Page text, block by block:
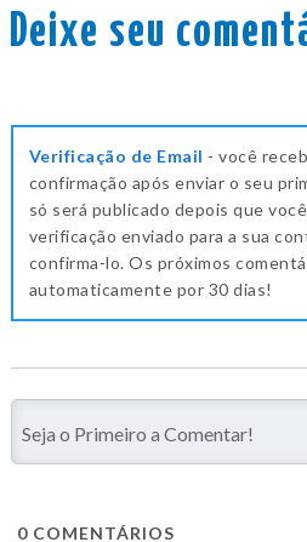
Deixe seu
Verificação de Email - você
confirmação após enviar o seu
só será publicado depois que
verificação enviado para a sua
confirma-lo. Os próximos
automaticamente por 30 dias!
0 COMENTÁRIOS